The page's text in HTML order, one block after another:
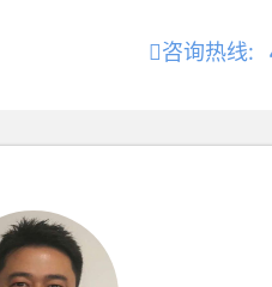
咨询热线: